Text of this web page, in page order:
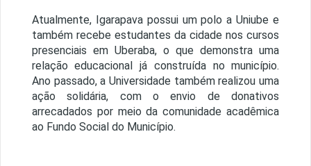
Atualmente, Igarapava possui um polo a Uniube e
também recebe estudantes da cidade nos cursos
presenciais em Uberaba, o que demonstra uma
relação educacional já construída no município.
Ano passado, a Universidade também realizou uma
ação solidária, com o envio de donativos
arrecadados por meio da comunidade acadêmica
ao Fundo Social do Município.